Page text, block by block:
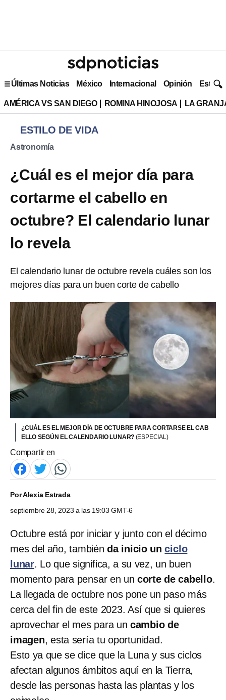
Últimas Noticias México Internacional Opinión Estilo
AMÉRICA VS SAN DIEGO ROMINA HINOJOSA LA
ESTILO DE VIDA
Astronomía
¿Cuál es el mejor día para
cortarme el cabello en
octubre? El calendario lunar
lo revela
El calendario lunar de octubre revela cuáles son los
mejores días para un buen corte de cabello
¿CUÁL ES EL MEJOR DÍA DE OCTUBRE PARA CORTARSE EL CAB
ELLO SEGÚN EL CALENDARIO LUNAR? (ESPECIAL)
Compartir en
PorAlexia Estrada
septiembre 28, 2023 a las 19:03 GMT-6
Octubre está por iniciar y junto con el décimo
mes del año, tambiénda inicio unciclo
lunar. Lo que significa, a su vez, un buen
momento para pensar en un corte de cabello.
La llegada de octubre nos pone un paso más
cerca del fin de este 2023. Así que si quieres
aprovechar el mes para un cambio de
imagen, esta sería tu oportunidad.
Esto ya que se dice que la Luna y sus ciclos
afectan algunos ámbitos aquí en la Tierra,
desde las personas hasta las plantas y los